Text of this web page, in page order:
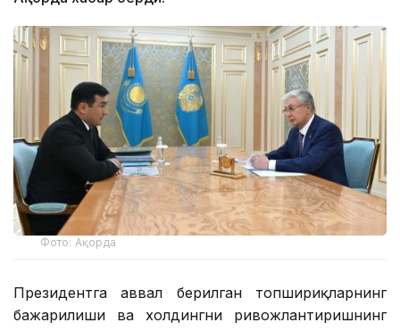
Фото: Ақорда
Президентга аввал берилган топшириқларнинг
бажарилиши ва холдингни ривожлантиришнинг